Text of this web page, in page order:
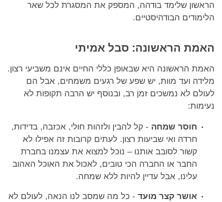
הראשון שלימד בודהה, המספק את המסגרת לכל שאר
הלימודים הבודהיסטיים.
האמת הראשונה: סבל אמיתי
האמת הראשונה היא שבאופן כללי החיים אינם משביעי רצון.
מלידה ועד מוות, יש שפע של רגעים משמחים, אבל הם
לעולם לא נמשכים זמן רב, ובנוסף יש הרבה תקופות לא
נעימות:
חוסר שמחה - קל להבין ולזהות חולי, אכזבה, בדידות,
חרדה ואי שביעות רצון. לעתים קרובות זה אפילו לא
קשור לסובב אותנו – נוכל למצוא את עצמנו בחברת
החבר או החברה הכי טובים, לאכול את האוכל האהוב
עלינו, אבל עדיין להיות ללא שמחה.
אושר קצר מועד - כל מה שמסב לנו הנאה, לעולם לא